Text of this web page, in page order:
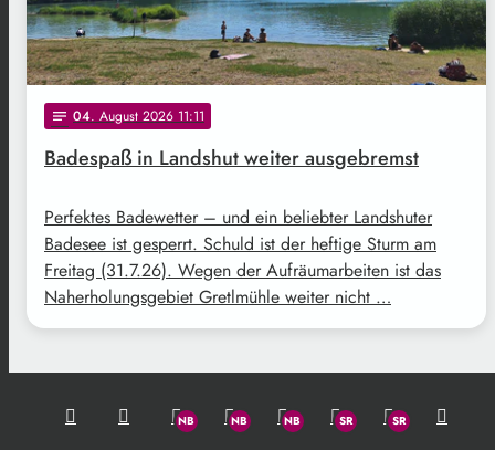
notes 04. August 2026 11:11
Badespaß in Landshut weiter ausgebremst
Perfektes Badewetter – und ein beliebter Landshuter
Badesee ist gesperrt. Schuld ist der heftige Sturm am
Freitag (31.7.26). Wegen der Aufräumarbeiten ist das
Naherholungsgebiet Gretlmühle weiter nicht …